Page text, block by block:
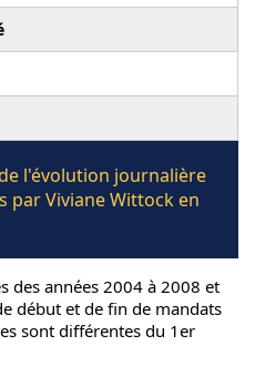
l'évolution journalière
par Viviane Wittock en
des années 2004 à 2008 et
début et de fin de mandats
sont différentes du 1er